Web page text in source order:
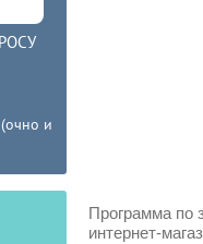
и
Программа по
интернет-